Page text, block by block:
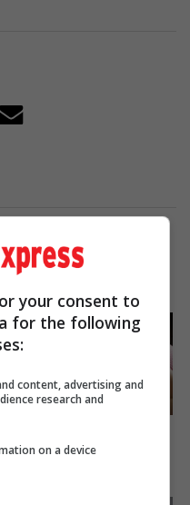
best every day
your consent to
for the following
content, advertising and
research and
on a device